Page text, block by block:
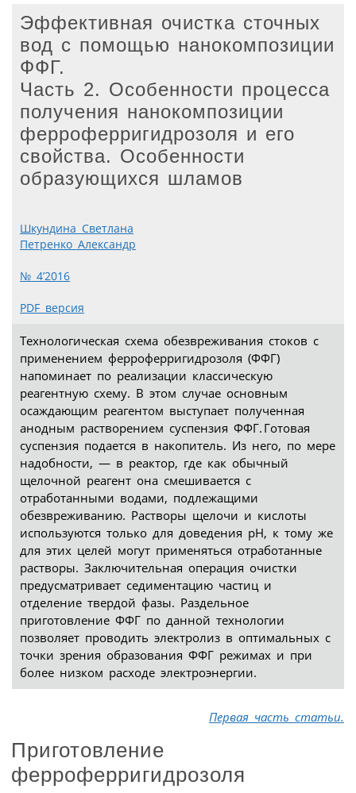
Эффективная очистка сточных
вод с помощью нанокомпозиции
ФФГ.
Часть 2. Особенности процесса
получения нанокомпозиции
ферроферригидрозоля и его
свойства. Особенности
образующихся шламов
Шкундина Светлана
Петренко Александр
№ 4’2016
PDF версия
Технологическая схема обезвреживания стоков с
применением ферроферригидрозоля (ФФГ)
напоминает по реализации классическую
реагентную схему. В этом случае основным
осаждающим реагентом выступает полученная
анодным растворением суспензия ФФГ. Готовая
суспензия подается в накопитель. Из него, по мере
надобности, — в реактор, где как обычный
щелочной реагент она смешивается с
отработанными водами, подлежащими
обезвреживанию. Растворы щелочи и кислоты
используются только для доведения рН, к тому же
для этих целей могут применяться отработанные
растворы. Заключительная операция очистки
предусматривает седиментацию частиц и
отделение твердой фазы. Раздельное
приготовление ФФГ по данной технологии
позволяет проводить электролиз в оптимальных с
точки зрения образования ФФГ режимах и при
более низком расходе электроэнергии.
Первая часть статьи.
Приготовление
ферроферригидрозоля